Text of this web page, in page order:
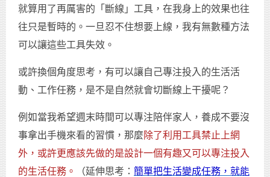
就算用了再厲害的「斷線」工具，在我身上的效果也往
往只是暫時的。一旦忍不住想要上線，我有無數種方法
可以讓這些工具失效。
或許換個角度思考，有可以讓自己專注投入的生活活
動、工作任務，是不是自然就會切斷線上干擾呢？
例如當我希望週末時間可以專注陪伴家人，養成不要沒
事拿出手機來看的習慣，那麼除了利用工具禁止上網
外，或許更應該先做的是設計一個有趣又可以專注投入
的生活任務。
（延伸思考： 簡單把生活變成任務，就能